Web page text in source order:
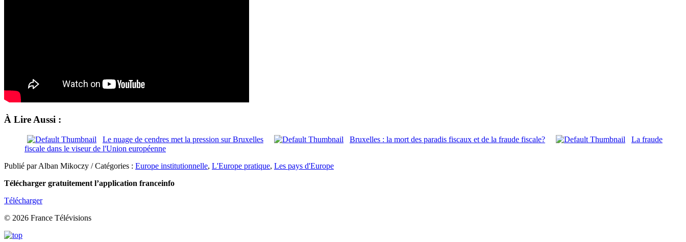
À Lire Aussi :
Le nuage de cendres met la pression sur Bruxelles Bruxelles : la mort des paradis fiscaux et de la fraude fiscale?
La fraude
fiscale dans le viseur de l'Union européenne
Publié par Alban Mikoczy / Catégories : Europe institutionnelle, L'Europe pratique, Les pays d'Europe
Télécharger gratuitement l’application franceinfo
Télécharger
© 2026 France Télévisions